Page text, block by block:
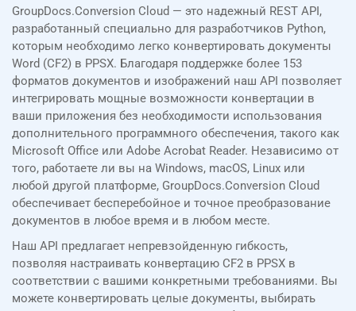
GroupDocs.Conversion Cloud — это надежный REST API,
разработанный специально для разработчиков Python,
которым необходимо легко конвертировать документы
Word (CF2) в PPSX. Благодаря поддержке более 153
форматов документов и изображений наш API позволяет
интегрировать мощные возможности конвертации в
ваши приложения без необходимости использования
дополнительного программного обеспечения, такого как
Microsoft Office или Adobe Acrobat Reader. Независимо от
того, работаете ли вы на Windows, macOS, Linux или
любой другой платформе, GroupDocs.Conversion Cloud
обеспечивает бесперебойное и точное преобразование
документов в любое время и в любом месте.
Наш API предлагает непревзойденную гибкость,
позволяя настраивать конвертацию CF2 в PPSX в
соответствии с вашими конкретными требованиями. Вы
можете конвертировать целые документы, выбирать